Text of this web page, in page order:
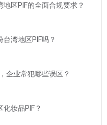
区PIF的全面合规要求？
湾地区PIF吗？
企业常犯哪些误区？
妆品PIF？